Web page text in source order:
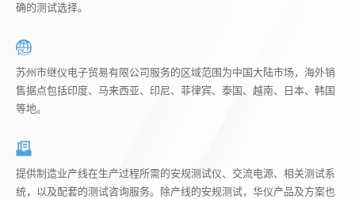
确的测试选择。
苏州市继仪电子贸易有限公司服务的区域范围为中国大陆市场，海外销
售据点包括印度、马来西亚、印尼、菲律宾、泰国、越南、日本、韩国
等地。
提供制造业产线在生产过程所需的安规测试仪、交流电源、相关测试系
统，以及配套的测试咨询服务。除产线的安规测试，华仪产品及方案也